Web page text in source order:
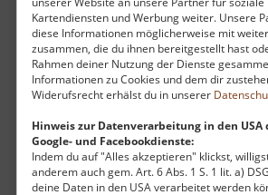
Kartendiensten und Werbung weiter. Unsere
diese Informationen möglicherweise mit
zusammen, die du ihnen bereitgestellt hast
Rahmen deiner Nutzung der Dienste
Informationen zu Cookies und dem dir
Widerufsrecht erhälst du in unserer
Hinweis zur Datenverarbeitung in den USA
Google- und Facebookdienste:
Indem du auf "Alles akzeptieren" klickst,
anderem auch gem. Art. 6 Abs. 1 S. 1 lit. a)
deine Daten in den USA verarbeitet werden
52 km vom aktuellen Standort
Vyhlídka Knuffelberg heißt dieser
und etwas verwunschene Ausblick
böhmischen Seite des
dort mystisch und der Blick auf